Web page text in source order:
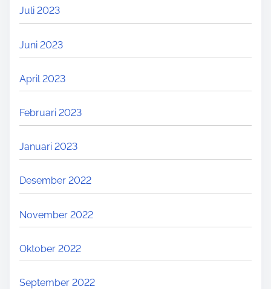
Juli 2023
Juni 2023
April 2023
Februari 2023
Januari 2023
Desember 2022
November 2022
Oktober 2022
September 2022